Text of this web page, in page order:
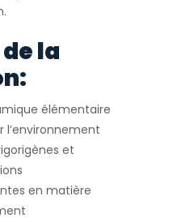
la
élémentaire
l’environnement
et
en matière